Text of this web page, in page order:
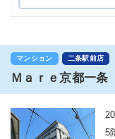
マンション 二条駅前店
Ｍａｒｅ京都一条
5